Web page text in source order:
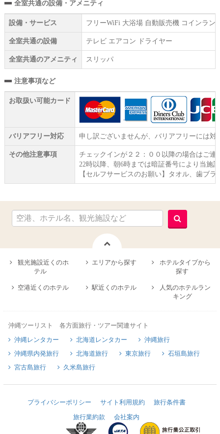
全室共通の設備・アメニティ
設備・サービス フリーWiFi 大浴場 自動販売機 コインラ
全室共通の設備 テレビ エアコン ドライヤー
全室共通のアメニティ スリッパ
注意事項など
お取扱い可能カード
バリアフリー対応 申し訳ございませんが、バリアフリーには対
その他注意事項
チェックインが２２：００以降の場合はご連
22時以降、朝6時までは暗証番号により当施
【セルフサービスのお願い】タオル、歯ブ
観光施設近くのホ
テル
エリアから探す
ホテルタイプから
探す
空港近くのホテル 駅近くのホテル
人気のホテルラン
キング
沖縄ツーリスト 各方面旅行・ツアー関連サイト
沖縄レンタカー
北海道レンタカー
沖縄旅行
沖縄県内発旅行
北海道旅行 東京旅行
石垣島旅行
宮古島旅行
久米島旅行
プライバシーポリシー サイト利用規約
旅行条件書
旅行業約款
会社案内